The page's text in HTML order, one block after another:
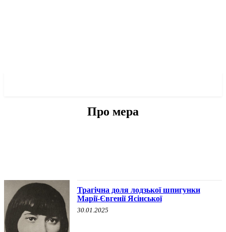
Про мера
Трагічна доля лодзької шпигунки
Марії-Євгенії Ясінської
30.01.2025